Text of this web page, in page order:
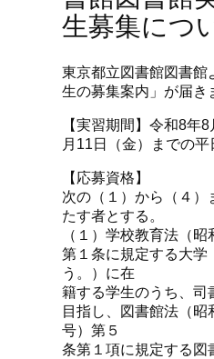
生募集につ
東京都立図書館図書館
生の募集案内」が届き
【実習期間】令和8年
月11日（金）までの平
【応募資格】
次の（１）から（４）
たす者とする。
（１）学校教育法（昭
第１条に規定する大学
う。）に在
籍する学生のうち、司
目指し、図書館法（昭
号）第５
条第１項に規定する図